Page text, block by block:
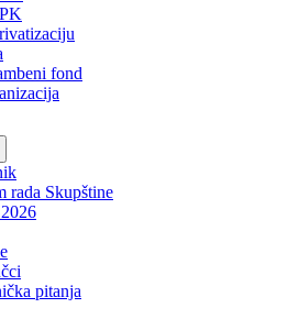
za šumarstvo
fond
rada Skupštine